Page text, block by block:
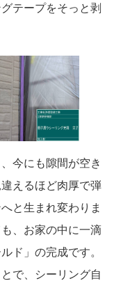
テープをそっと剥
今にも隙間が空き
えるほど肉厚で弾
と生まれ変わりま
、お家の中に一滴
ド」の完成です。
で、シーリング自